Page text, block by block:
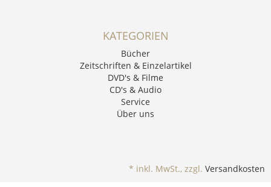
KATEGORIEN
Bücher
Zeitschriften & Einzelartikel
DVD's & Filme
CD's & Audio
Service
Über uns
* inkl. MwSt., zzgl. Versandkosten